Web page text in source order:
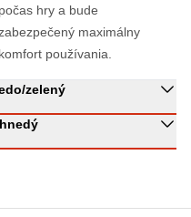
počas hry a bude
maximálny
komfort používania.
zelený